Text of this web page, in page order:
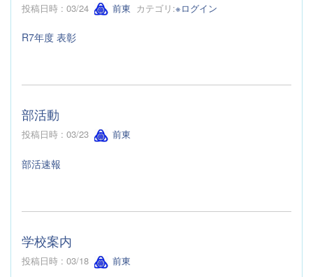
投稿日時 : 03/24 前東 カテゴリ:※ログイン
R7年度 表彰
部活動
投稿日時 : 03/23 前東
部活速報
学校案内
投稿日時 : 03/18 前東